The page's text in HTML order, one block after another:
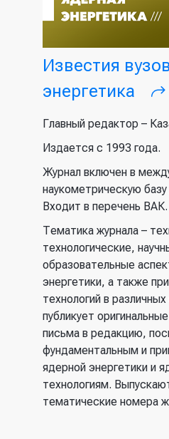
Известия
энергетика
Главный редактор –
Издается с 1993 года.
Журнал включен в
наукометрическую
Входит в перечень ВАК.
Тематика журнала –
технологические,
образовательные
энергетики, а также
технологий в
публикует
письма в редакцию,
фундаментальным и
ядерной энергетики и
технологиям.
тематические номера